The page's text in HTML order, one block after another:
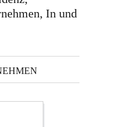
In und